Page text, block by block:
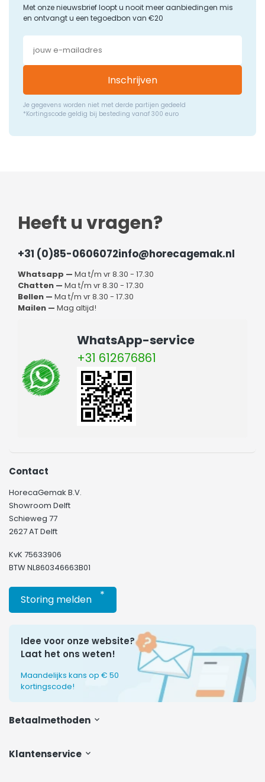
Met onze nieuwsbrief loopt u nooit meer aanbiedingen mis
en ontvangt u een tegoedbon van €20
Inschrijven
Je gegevens worden niet met derde partijen gedeeld
*Kortingscode geldig bij besteding vanaf 300 euro
Heeft u vragen?
+31 (0)85-0606072info@horecagemak.nl
Whatsapp — Ma t/m vr 8.30 - 17.30
Chatten — Ma t/m vr 8.30 - 17.30
Bellen — Ma t/m vr 8.30 - 17.30
Mailen — Mag altijd!
WhatsApp-service
+31 612676861
Klantenservice
Contact
HorecaGemak B.V.
Showroom Delft
Schieweg 77
2627 AT Delft
KvK 75633906
BTW NL860346663B01
Storing melden *
Idee voor onze website?
Laat het ons weten!
Maandelijks kans op € 50
kortingscode!
Betaalmethoden